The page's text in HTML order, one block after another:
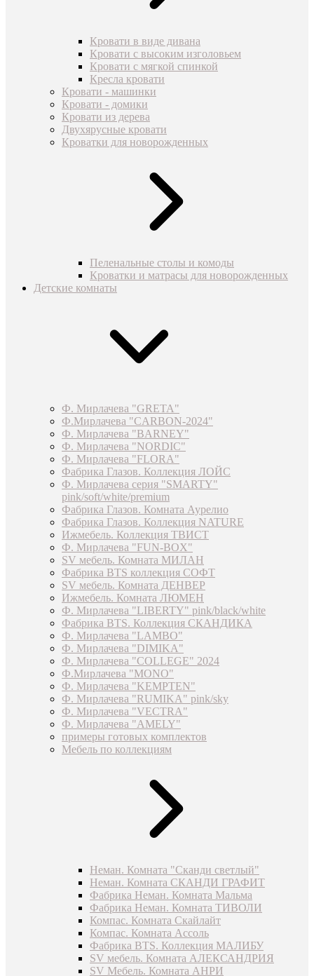
Кровати в виде дивана
Кровати с высоким изголовьем
Кровати с мягкой спинкой
Кресла кровати
Кровати - машинки
Кровати - домики
Кровати из дерева
Двухярусные кровати
Кроватки для новорожденных
Пеленальные столы и комоды
Кроватки и матрасы для новорожденных
Детские комнаты
Ф. Мирлачева "GRETA"
Ф.Мирлачева "CARBON-2024"
Ф. Мирлачева "BARNEY"
Ф. Мирлачева "NORDIC"
Ф. Мирлачева "FLORA"
Фабрика Глазов. Коллекция ЛОЙС
Ф. Мирлачева серия "SMARTY"
pink/soft/white/premium
Фабрика Глазов. Комната Аурелио
Фабрика Глазов. Коллекция NATURE
Ижмебель. Коллекция ТВИСТ
Ф. Мирлачева "FUN-BOX"
SV мебель. Комната МИЛАН
Фабрика BTS коллекция СОФТ
SV мебель. Комната ДЕНВЕР
Ижмебель. Комната ЛЮМЕН
Ф. Мирлачева "LIBERTY" pink/black/white
Фабрика BTS. Коллекция СКАНДИКА
Ф. Мирлачева "LAMBO"
Ф. Мирлачева "DIMIKA"
Ф. Мирлачева "COLLEGE" 2024
Ф.Мирлачева "MONO"
Ф. Мирлачева "KEMPTEN"
Ф. Мирлачева "RUMIKA" pink/sky
Ф. Мирлачева "VECTRA"
Ф. Мирлачева "AMELY"
примеры готовых комплектов
Мебель по коллекциям
Неман. Комната "Сканди светлый"
Неман. Комната СКАНДИ ГРАФИТ
Фабрика Неман. Комната Мальма
Фабрика Неман. Комната ТИВОЛИ
Компас. Комната Скайлайт
Компас. Комната Ассоль
Фабрика BTS. Коллекция МАЛИБУ
SV мебель. Комната АЛЕКСАНДРИЯ
SV Мебель. Комната АНРИ